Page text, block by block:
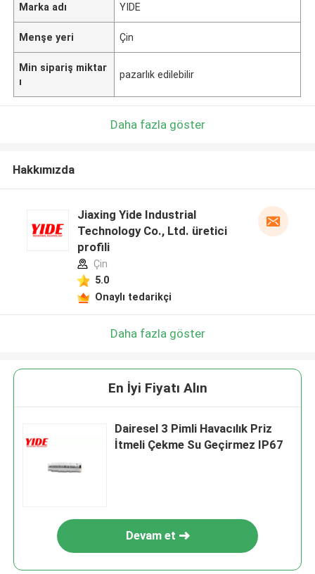
Marka adı YIDE
Menşe yeri Çin
Min sipariş miktar
ı
pazarlık edilebilir
Daha fazla göster
Hakkımızda
Jiaxing Yide Industrial
Technology Co., Ltd. üretici
profili
Çin
5.0
Onaylı tedarikçi
Daha fazla göster
En İyi Fiyatı Alın
Dairesel 3 Pimli Havacılık Priz
İtmeli Çekme Su Geçirmez IP67
Devam et